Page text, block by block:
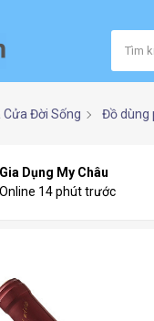
Cửa Đời Sống Đồ dùng
Gia Dụng My Châu
Online 14 phút trước